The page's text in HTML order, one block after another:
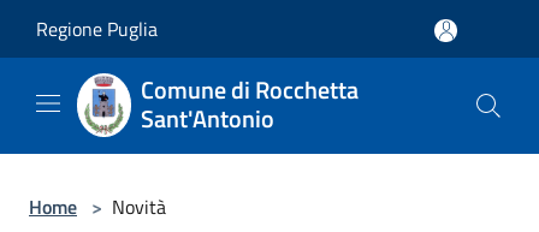
Regione Puglia
Comune di Rocchetta
Sant'Antonio
Home > Novità